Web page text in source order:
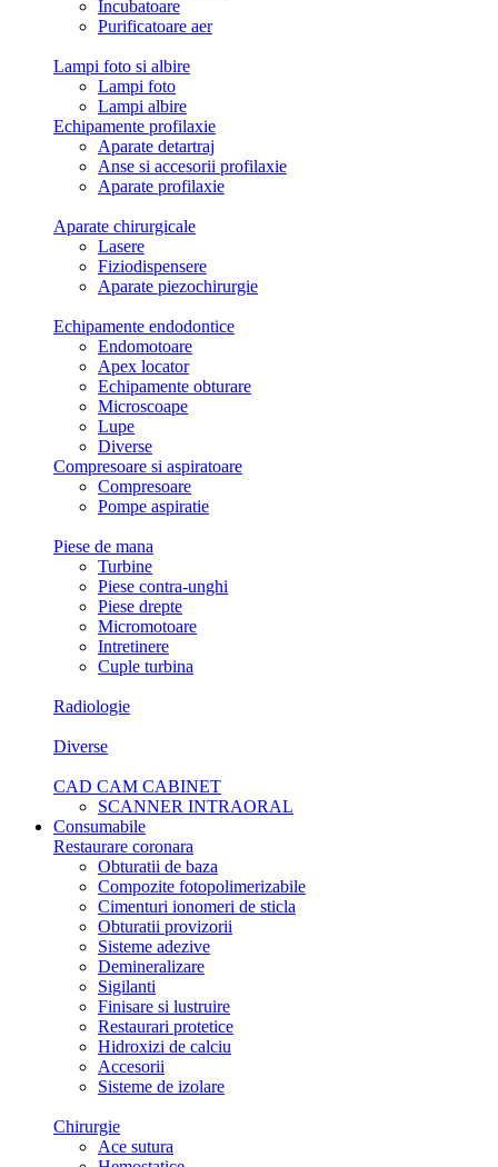
Incubatoare
Purificatoare aer
Lampi foto si albire
Lampi foto
Lampi albire
Echipamente profilaxie
Aparate detartraj
Anse si accesorii profilaxie
Aparate profilaxie
Aparate chirurgicale
Lasere
Fiziodispensere
Aparate piezochirurgie
Echipamente endodontice
Endomotoare
Apex locator
Echipamente obturare
Microscoape
Lupe
Diverse
Compresoare si aspiratoare
Compresoare
Pompe aspiratie
Piese de mana
Turbine
Piese contra-unghi
Piese drepte
Micromotoare
Intretinere
Cuple turbina
Radiologie
Diverse
CAD CAM CABINET
SCANNER INTRAORAL
Consumabile
Restaurare coronara
Obturatii de baza
Compozite fotopolimerizabile
Cimenturi ionomeri de sticla
Obturatii provizorii
Sisteme adezive
Demineralizare
Sigilanti
Finisare si lustruire
Restaurari protetice
Hidroxizi de calciu
Accesorii
Sisteme de izolare
Chirurgie
Ace sutura